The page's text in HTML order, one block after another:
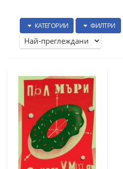
КАТЕГОРИИ ФИЛТРИ